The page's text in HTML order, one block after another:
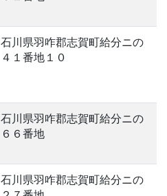
石川県羽咋郡志賀町給分ニの
４１番地１０
石川県羽咋郡志賀町給分ニの
６６番地
石川県羽咋郡志賀町給分ニの